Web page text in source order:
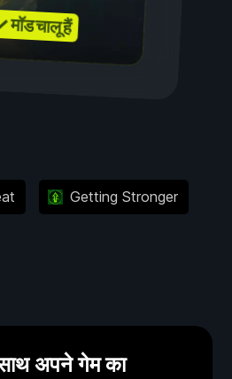
मॉड चालू हैं
Getting Stronger
अपने गेम का